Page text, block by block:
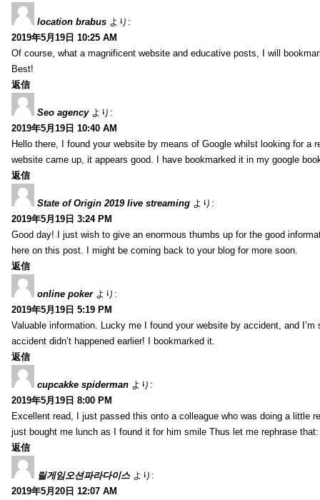
location brabus より:
2019年5月19日 10:25 AM
Of course, what a magnificent website and educative posts, I will
Best!
返信
Seo agency より:
2019年5月19日 10:40 AM
Hello there, I found your website by means of Google whilst looking for a
website came up, it appears good. I have bookmarked it in my google
返信
State of Origin 2019 live streaming より:
2019年5月19日 3:24 PM
Good day! I just wish to give an enormous thumbs up for the good
here on this post. I might be coming back to your blog for more soon.
返信
online poker より:
2019年5月19日 5:19 PM
Valuable information. Lucky me I found your website by accident, and I’m
accident didn’t happened earlier! I bookmarked it.
返信
cupcakke spiderman より:
2019年5月19日 8:00 PM
Excellent read, I just passed this onto a colleague who was doing a little
just bought me lunch as I found it for him smile Thus let me rephrase
返信
릴게임오션파라다이스 より:
2019年5月20日 12:07 AM